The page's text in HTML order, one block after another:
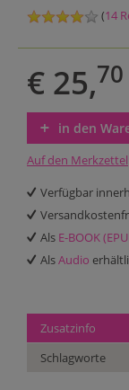
(14
€ 25,70
in den
Auf den Merkzettel
Verfügbar
Als E-BOOK
AlsAudio
Zusatzinfo
Schlagworte